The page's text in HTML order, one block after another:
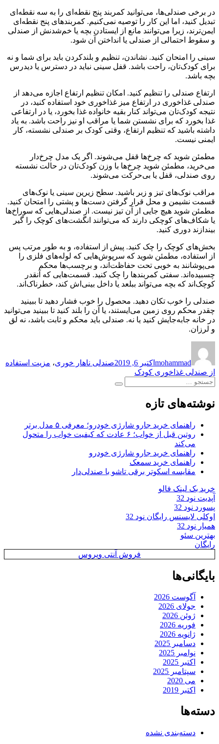
در برخی صندلی‌ها، می‌توانید کمربند پنج نقطه‌ای را به سه نقطه‌ای
تبدیل کنید، اما این کار را توصیه نمی‌کنیم. کمربندهای پنج نقطه‌ای
ایمن‌ترند، زیرا می‌توانند مانع از ایستادن بچه یا خم‌شدنش از صندلی
و سقوط احتمالی از صندلی یا انداختن آن شود.
سینی را امتحان کنید. نشاندن، تنظیم و بلندکردن باید برای شما و نه
برای کودک‌تان، راحت باشد. قفل سینی نباید در دسترس یا دیدرس
بچه باشد.
ارتفاع صندلی را تنظیم کنید. امکان تنظیم ارتفاع اجازه می‌دهد از
صندلی غذاخوری در ارتفاع میز غذاخوری خود استفاده کنید، در
نتیجه کودک‌تان می‌تواند کنار بقیه خانواده غذا بخورد، یا در ارتفاعی
غذا بخورد که برای نشستن شما یا مراقب او نیز راحت باشد. به یاد
داشته باشید که تنظیم ارتفاع، وقتی کودک بر صندلی نشسته، کار
ایمنی نیست.
مطمئن شوید که چرخ‌ها قفل می‌شوند. اگر یک مدل چرخ‌دار
می‌خرید، مطمئن شوید چرخ‌ها با وزن کودک‌تان در حالت نشسته
روی صندلی، قفل یا بی‌حرکت می‌شوند.
مراقب نوک‌های تیز و زبر باشید. سطح زیرین سینی یا نوک‌های
قسمت نشیمن و محل قرار گرفتن دست‌ها و پشتی را امتحان کنید.
مطمئن شوید هیچ جایی از آن تیز نیست. از صندلی‌هایی که سوراخ‌ها
یا شکاف‌های کوچکی دارند که می‌توانند انگشت‌های کوچک را گیر
بیندازند دوری کنید.
بخش‌های کوچک را چک کنید. پیش از استفاده، و به طور مرتب پس
از استفاده، مطمئن شوید که سرپوش‌هایی که لوله‌های فلزی را
می‌پوشانند به خوبی تحت حفاظت‌اند، و برچسب‌ها محکم
چسبیده‌اند. سفتی کمربندها را چک کنید. قسمت‌هایی که آنقدر
کوچک‌اند که بچه می‌تواند ببلعد یا داخل بینی‌اش کند، خطرناک‌اند.
صندلی را خوب تکان دهید. محصول را خوب فشار دهید تا ببینید
چقدر محکم روی زمین می‌ایستند، یا آن را بلند کنید تا ببینید می‌توانید
در خانه جابه‌جایش کنید یا نه. صندلی باید محکم و ثابت باشد، نه لق
و لرزان.
mohammadدر
اکتبر 6, 2019 صندلی ناهار خوری، مزیت استفاده
از صندلی غذاخوری کودک
جستجو
جستجو
نوشته‌های تازه
راهنمای خرید جارو شارژی خودرو؛ معرفی ۵ مدل برتر
روتین قبل از خواب؛ ۶ عادت که کیفیت خواب را متحول
می‌کند
راهنمای خرید جارو شارژی خودرو
راهنمای خرید سمعک
مقایسه اسکوتر برقی تاشو با صندلی‌دار
خرید بک لینک فالو
آپدیت نود 32
پسورد نود 32
اوکلی لایسنس رایگان نود 32
همیار نود 32
بهترین سئو
رایگان
فروش آنتی ویروس
بایگانی‌ها
آگوست 2026
جولای 2026
ژوئن 2026
فوریه 2026
ژانویه 2026
دسامبر 2025
نوامبر 2025
اکتبر 2025
سپتامبر 2025
می 2020
اکتبر 2019
دسته‌ها
دسته‌بندی نشده